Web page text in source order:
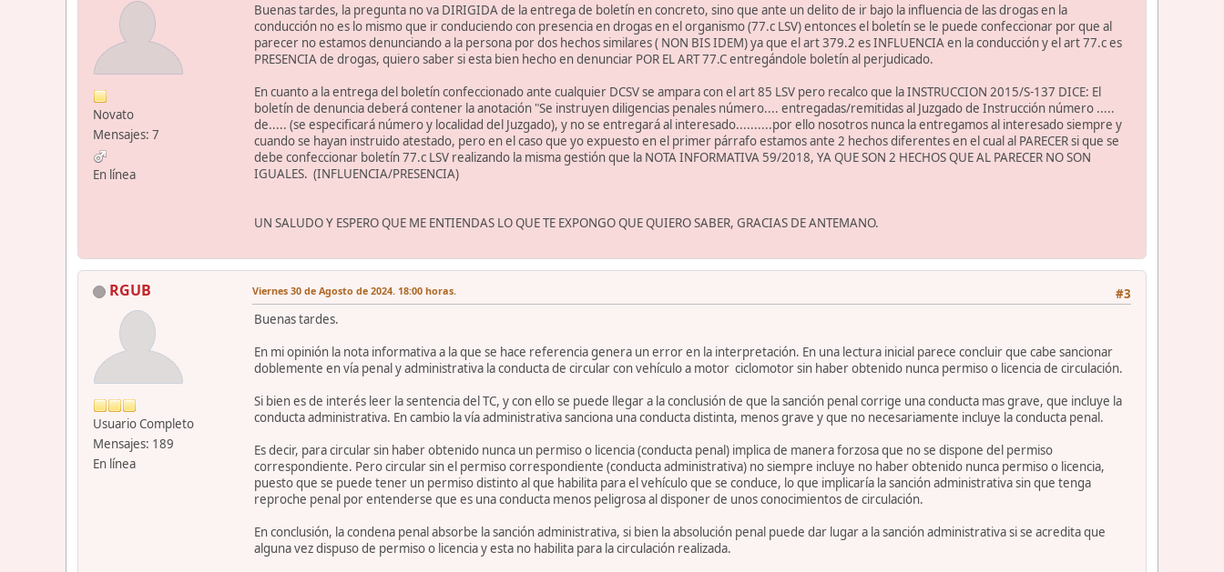
Novato
Mensajes: 7
En línea
Buenas tardes, la pregunta no va DIRIGIDA de la entrega de boletín en concreto, sino que ante un delito de ir bajo la influencia de las drogas en la
conducción no es lo mismo que ir conduciendo con presencia en drogas en el organismo (77.c LSV) entonces el boletín se le puede confeccionar por que al
parecer no estamos denunciando a la persona por dos hechos similares ( NON BIS IDEM) ya que el art 379.2 es INFLUENCIA en la conducción y el art 77.c es
PRESENCIA de drogas, quiero saber si esta bien hecho en denunciar POR EL ART 77.C entregándole boletín al perjudicado.
En cuanto a la entrega del boletín confeccionado ante cualquier DCSV se ampara con el art 85 LSV pero recalco que la INSTRUCCION 2015/S-137 DICE: El
boletín de denuncia deberá contener la anotación "Se instruyen diligencias penales número.... entregadas/remitidas al Juzgado de Instrucción número .....
de..... (se especificará número y localidad del Juzgado), y no se entregará al interesado..........por ello nosotros nunca la entregamos al interesado siempre y
cuando se hayan instruido atestado, pero en el caso que yo expuesto en el primer párrafo estamos ante 2 hechos diferentes en el cual al PARECER si que se
debe confeccionar boletín 77.c LSV realizando la misma gestión que la NOTA INFORMATIVA 59/2018, YA QUE SON 2 HECHOS QUE AL PARECER NO SON
IGUALES. (INFLUENCIA/PRESENCIA)
UN SALUDO Y ESPERO QUE ME ENTIENDAS LO QUE TE EXPONGO QUE QUIERO SABER, GRACIAS DE ANTEMANO.
RGUB
Usuario Completo
Mensajes: 189
En línea
#3
Viernes 30 de Agosto de 2024. 18:00 horas.
Buenas tardes.
En mi opinión la nota informativa a la que se hace referencia genera un error en la interpretación. En una lectura inicial parece concluir que cabe sancionar
doblemente en vía penal y administrativa la conducta de circular con vehículo a motor ciclomotor sin haber obtenido nunca permiso o licencia de circulación.
Si bien es de interés leer la sentencia del TC, y con ello se puede llegar a la conclusión de que la sanción penal corrige una conducta mas grave, que incluye la
conducta administrativa. En cambio la vía administrativa sanciona una conducta distinta, menos grave y que no necesariamente incluye la conducta penal.
Es decir, para circular sin haber obtenido nunca un permiso o licencia (conducta penal) implica de manera forzosa que no se dispone del permiso
correspondiente. Pero circular sin el permiso correspondiente (conducta administrativa) no siempre incluye no haber obtenido nunca permiso o licencia,
puesto que se puede tener un permiso distinto al que habilita para el vehículo que se conduce, lo que implicaría la sanción administrativa sin que tenga
reproche penal por entenderse que es una conducta menos peligrosa al disponer de unos conocimientos de circulación.
En conclusión, la condena penal absorbe la sanción administrativa, si bien la absolución penal puede dar lugar a la sanción administrativa si se acredita que
alguna vez dispuso de permiso o licencia y esta no habilita para la circulación realizada.